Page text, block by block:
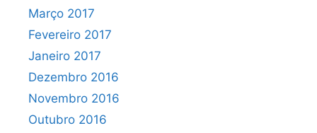
Março 2017
Fevereiro 2017
Janeiro 2017
Dezembro 2016
Novembro 2016
Outubro 2016